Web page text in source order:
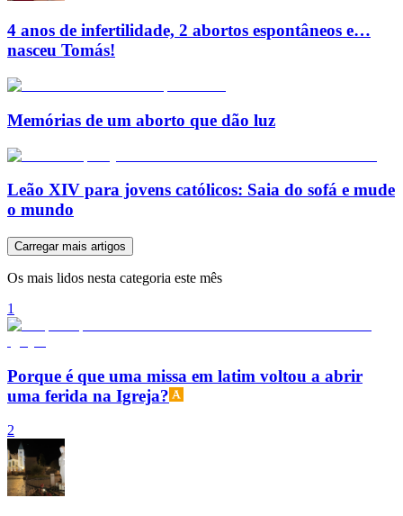
4 anos de infertilidade, 2 abortos espontâneos e…
nasceu Tomás!
Memórias de um aborto que dão luz
Leão XIV para jovens católicos: Saia do sofá e mude
o mundo
Carregar mais artigos
Os mais lidos nesta categoria este mês
1
Porque é que uma missa em latim voltou a abrir
uma ferida na Igreja?
2